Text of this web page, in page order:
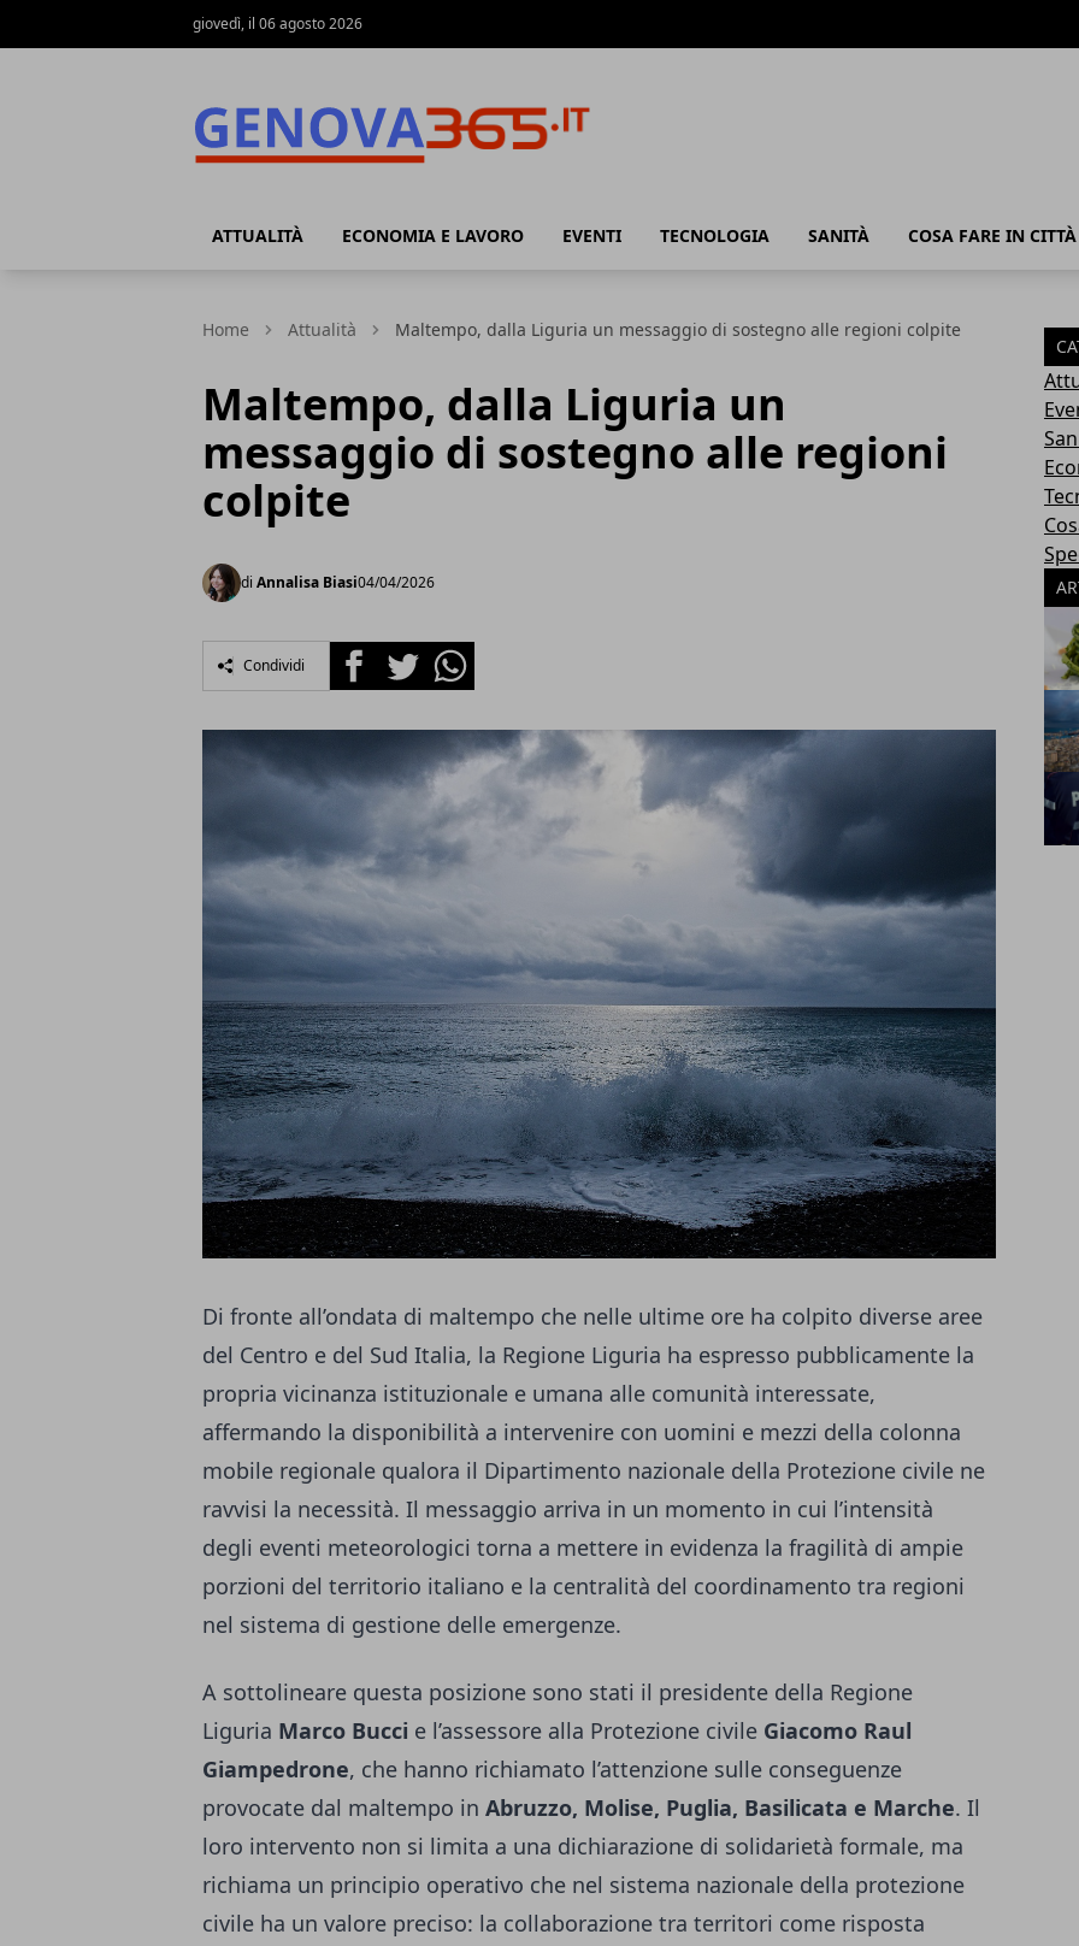
giovedì, il 06 agosto 2026
ATTUALITÀ ECONOMIA E LAVORO EVENTI TECNOLOGIA SANITÀ COSA FARE IN CITTÀ
Home Attualità Maltempo, dalla Liguria un messaggio di sostegno alle regioni colpite
Maltempo, dalla Liguria un
messaggio di sostegno alle regioni
colpite
di Annalisa Biasi04/04/2026
Condividi FacebookTwitterWhatsapp
Di fronte all’ondata di maltempo che nelle ultime ore ha colpito diverse aree
del Centro e del Sud Italia, la Regione Liguria ha espresso pubblicamente la
propria vicinanza istituzionale e umana alle comunità interessate,
affermando la disponibilità a intervenire con uomini e mezzi della colonna
mobile regionale qualora il Dipartimento nazionale della Protezione civile ne
ravvisi la necessità. Il messaggio arriva in un momento in cui l’intensità
degli eventi meteorologici torna a mettere in evidenza la fragilità di ampie
porzioni del territorio italiano e la centralità del coordinamento tra regioni
nel sistema di gestione delle emergenze.
A sottolineare questa posizione sono stati il presidente della Regione
Liguria Marco Bucci e l’assessore alla Protezione civile Giacomo Raul
Giampedrone, che hanno richiamato l’attenzione sulle conseguenze
provocate dal maltempo in Abruzzo, Molise, Puglia, Basilicata e Marche. Il
loro intervento non si limita a una dichiarazione di solidarietà formale, ma
richiama un principio operativo che nel sistema nazionale della protezione
civile ha un valore preciso: la collaborazione tra territori come risposta